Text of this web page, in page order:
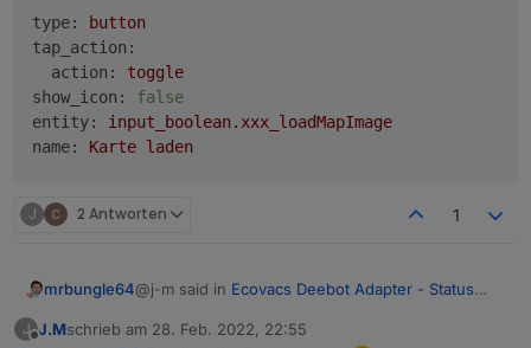
type:
button
tap_action:
action:
toggle
show_icon:
false
entity:
input_boolean.xxx_loadMapImage
name:
Karte laden
J 2 Antworten 1
mrbungle64@j-m said in Ecovacs Deebot Adapter - Status
J J.Mschrieb am 28. Feb. 2022, 22:55
zuletzt editiert von